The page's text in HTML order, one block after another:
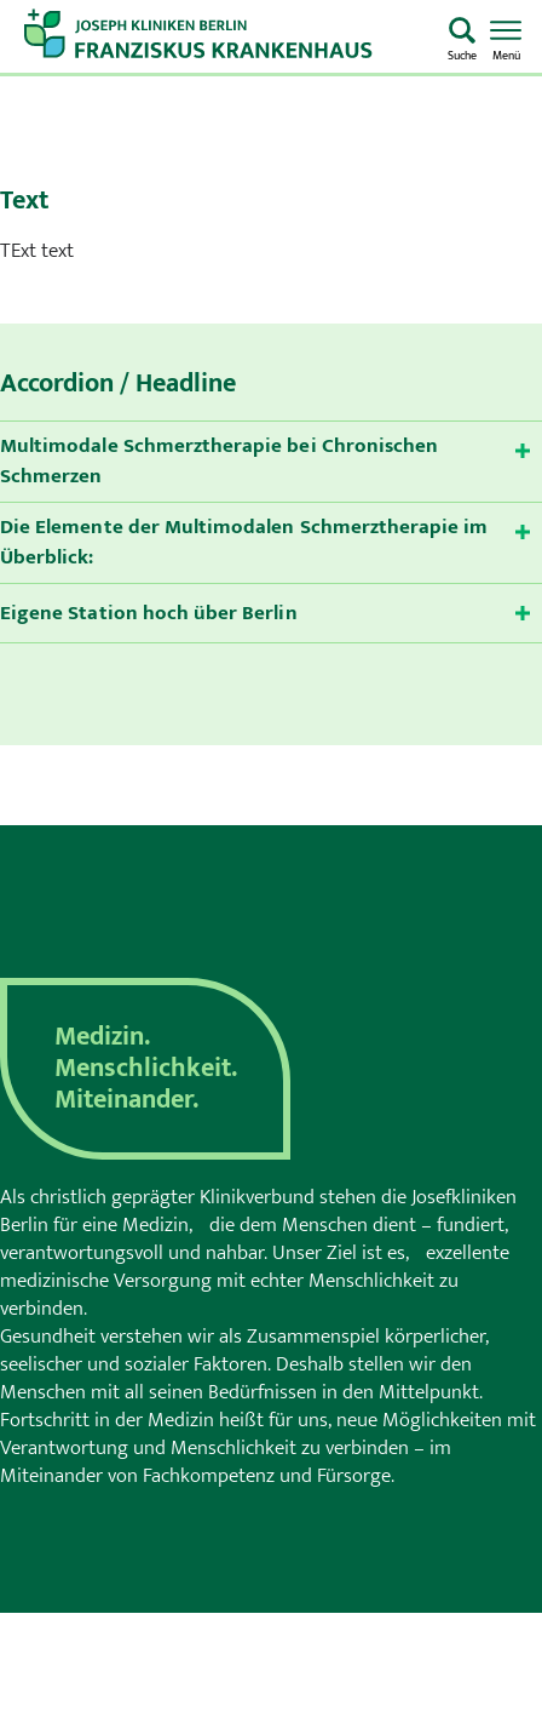
Suche Menü
Home
Notaufnahme
Aufenthalt & Besuch
Pflege
Über uns
Karriere
MVZ
Veranstaltungen
Text
TExt text
Accordion / Headline
Multimodale Schmerztherapie bei Chronischen
Schmerzen
Die Elemente der Multimodalen Schmerztherapie im
Überblick:
Eigene Station hoch über Berlin
Medizin.
Menschlichkeit.
Miteinander.
Als christlich geprägter Klinikverbund stehen die Josefkliniken
Berlin für eine Medizin, die dem Menschen dient – fundiert,
verantwortungsvoll und nahbar. Unser Ziel ist es, exzellente
medizinische Versorgung mit echter Menschlichkeit zu
verbinden.
Gesundheit verstehen wir als Zusammenspiel körperlicher,
seelischer und sozialer Faktoren. Deshalb stellen wir den
Menschen mit all seinen Bedürfnissen in den Mittelpunkt.
Fortschritt in der Medizin heißt für uns, neue Möglichkeiten mit
Verantwortung und Menschlichkeit zu verbinden – im
Miteinander von Fachkompetenz und Fürsorge.